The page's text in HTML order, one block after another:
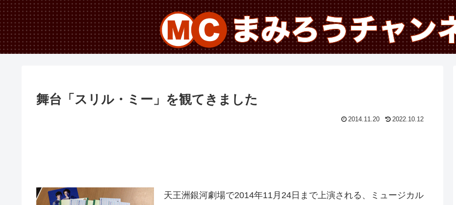
舞台「スリル・ミー」を観てきました
2014.11.20 2022.10.12
天王洲銀河劇場で2014年11月24日まで上演される、ミュージカル